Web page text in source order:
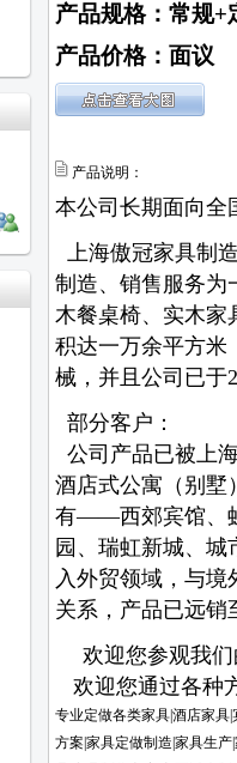
产品规格：常规+
产品价格：面议
产品说明：
本公司长期面向全
上海傲冠家具制
制造、销售服务为
木餐桌椅、实木家
积达一万余平方米
械，并且公司已于
部分客户：
公司产品已被上
酒店式公寓（别墅
有——西郊宾馆、
园、瑞虹新城、
入外贸领域，与
关系，产品已
欢迎您参观我们
欢迎您通过各种
专业定做各类家具|酒店家具
方案|家具定做制造|家具生